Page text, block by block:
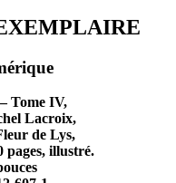
Tome IV,
Lacroix,
de Lys,
pages, illustré.